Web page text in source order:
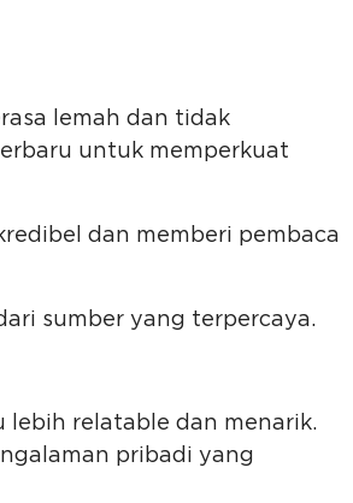
lemah dan tidak
untuk memperkuat
dan memberi pembaca
sumber yang terpercaya.
relatable dan menarik.
pribadi yang